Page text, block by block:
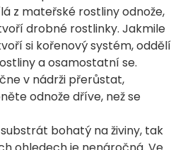
z mateřské rostliny odnože,
drobné rostlinky. Jakmile
si kořenový systém, oddělí
a osamostatní se.
v nádrži přerůstat,
odnože dříve, než se
bohatý na živiny, tak